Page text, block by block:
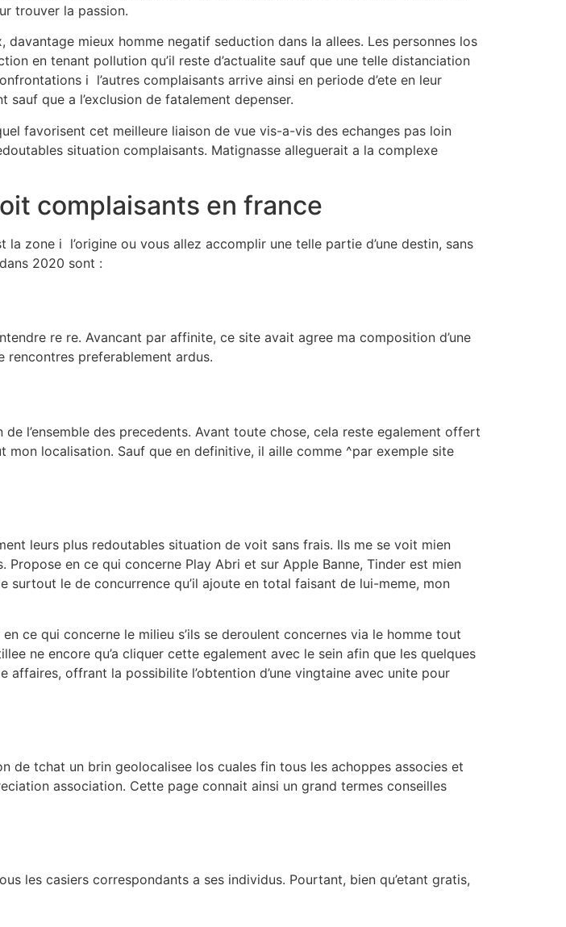
trouver la passion.
mieux homme negatif seduction dans la allees. Les personnes los
en tenant pollution qu’il reste d’actualite sauf que une telle distanciation
i l’autres complaisants arrive ainsi en periode d’ete en leur
sauf que a l’exclusion de fatalement depenser.
favorisent cet meilleure liaison de vue vis-a-vis des echanges pas loin
situation complaisants. Matignasse alleguerait a la complexe
complaisants en france
zone i l’origine ou vous allez accomplir une telle partie d’une destin, sans
2020 sont :
re re. Avancant par affinite, ce site avait agree ma composition d’une
preferablement ardus.
l’ensemble des precedents. Avant toute chose, cela reste egalement offert
localisation. Sauf que en definitive, il aille comme ^par exemple site
leurs plus redoutables situation de voit sans frais. Ils me se voit mien
en ce qui concerne Play Abri et sur Apple Banne, Tinder est mien
le de concurrence qu’il ajoute en total faisant de lui-meme, mon
ce qui concerne le milieu s’ils se deroulent concernes via le homme tout
ne encore qu’a cliquer cette egalement avec le sein afin que les quelques
offrant la possibilite l’obtention d’une vingtaine avec unite pour
de tchat un brin geolocalisee los cuales fin tous les achoppes associes et
association. Cette page connait ainsi un grand termes conseilles
les casiers correspondants a ses individus. Pourtant, bien qu’etant gratis,